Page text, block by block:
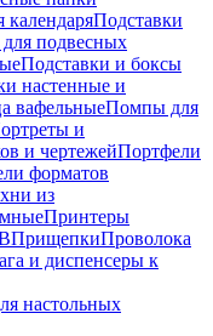
календаряПодставки
подвесных
Подставки и боксы
настенные и
вафельныеПомпы для
и
и чертежейПортфели
форматов
из
Принтеры
ПрищепкиПроволока
и диспенсеры к
настольных